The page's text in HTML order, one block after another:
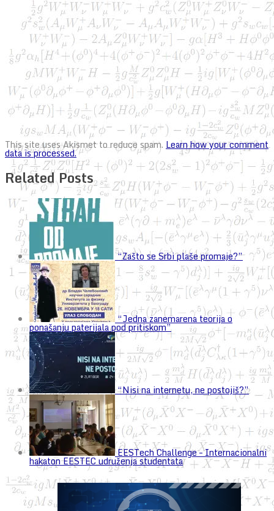
This site uses Akismet to reduce spam. Learn how your comment
data is processed.
Related Posts
“Zašto se Srbi plaše promaje?”
“Jedna zanemarena teorija o
ponašanju paterijala pod pritiskom”
“Nisi na internetu, ne postojiš?”
EESTech Challenge – Internacionalni
hakaton EESTEC udruženja studentata